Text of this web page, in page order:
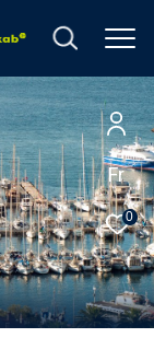
Fr
0